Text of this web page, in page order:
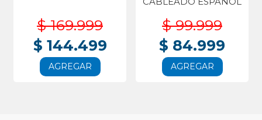
$ 169.999
$ 144.499
AGREGAR
$ 99.999
$ 84.999
AGREGAR